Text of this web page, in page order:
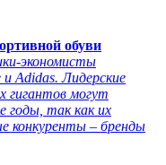
обуви
экономисты
Adidas. Лидерские
гигантов могут
годы, так как их
конкуренты – бренды